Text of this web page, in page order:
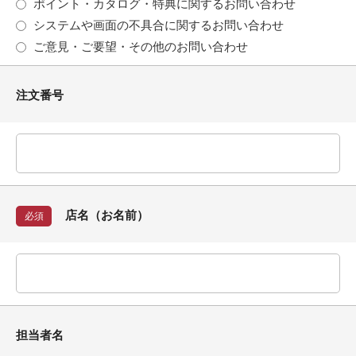
ポイント・カタログ・特典に関するお問い合わせ
システムや画面の不具合に関するお問い合わせ
ご意見・ご要望・その他のお問い合わせ
注文番号
必須 店名（お名前）
担当者名